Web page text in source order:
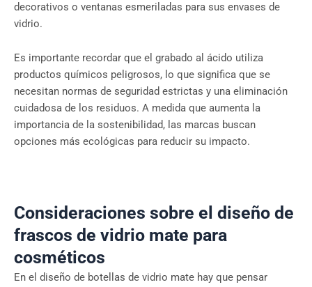
decorativos o ventanas esmeriladas para sus envases de
vidrio.
Es importante recordar que el grabado al ácido utiliza
productos químicos peligrosos, lo que significa que se
necesitan normas de seguridad estrictas y una eliminación
cuidadosa de los residuos. A medida que aumenta la
importancia de la sostenibilidad, las marcas buscan
opciones más ecológicas para reducir su impacto.
Consideraciones sobre el diseño de
frascos de vidrio mate para
cosméticos
En el diseño de botellas de vidrio mate hay que pensar